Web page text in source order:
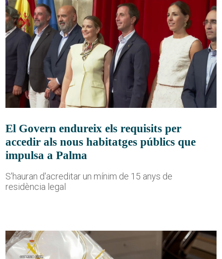
El Govern endureix els requisits per
accedir als nous habitatges públics que
impulsa a Palma
S'hauran d'acreditar un mínim de 15 anys de
residència legal